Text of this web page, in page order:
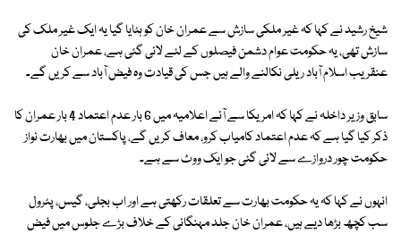
شیخ رشید نے کہا کہ غیر ملکی سازش سے عمران خان کو ہٹایا گیا یہ ایک غیر ملک کی
سازش تھی، یہ حکومت عوام دشمن فیصلوں کے لئے لائی گئی ہے، عمران خان
عنقریب اسلام آباد ریلی نکالنے والے ہیں جس کی قیادت وہ فیض آباد سے کریں گے۔
سابق وزیر داخلہ نے کہا کہ امریکا سے آئے اعلامیہ میں 6 بار عدم اعتماد 4 بار عمران کا
ذکر کیا گیا ہے کہ عدم اعتماد کامیاب کرو، معاف کریں گے، پاکستان میں بھارت نواز
حکومت چور دروازے سے لائی گئی جو ایک ووٹ سے ہے۔
انہوں نے کہا کہ یہ حکومت بھارت سے تعلقات رکھتی ہے اور اب بجلی، گیس، پٹرول
سب کچھ بڑھا دیے ہیں، عمران خان جلد مہنگائی کے خلاف بڑے جلوس میں فیض